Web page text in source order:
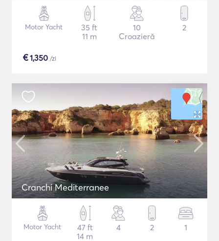
Motor Yacht
35 ft
11 m
10
Croazieră
2
€1,350 /zi
Cranchi Mediterranee
Motor Yacht
47 ft
14 m
4 2 1